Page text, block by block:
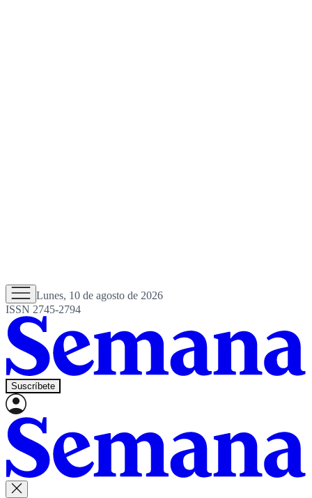
Lunes, 10 de agosto de 2026
ISSN 2745-2794
Suscríbete